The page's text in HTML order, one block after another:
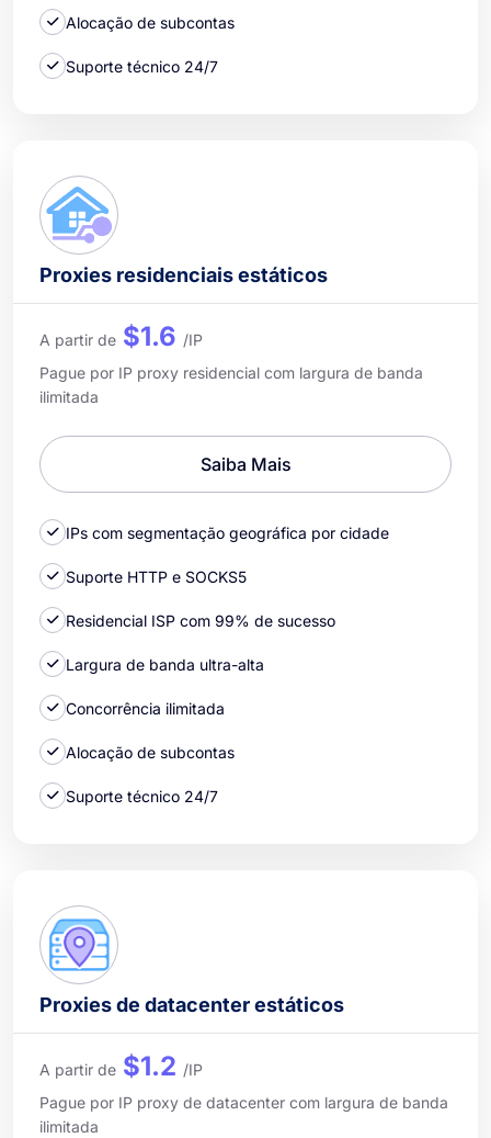
Alocação de subcontas
Suporte técnico 24/7
Proxies residenciais estáticos
A partir de $1.6 /IP
Pague por IP proxy residencial com largura de banda
ilimitada
Saiba Mais
IPs com segmentação geográfica por cidade
Suporte HTTP e SOCKS5
Residencial ISP com 99% de sucesso
Largura de banda ultra-alta
Concorrência ilimitada
Alocação de subcontas
Suporte técnico 24/7
Proxies de datacenter estáticos
A partir de $1.2 /IP
Pague por IP proxy de datacenter com largura de banda
ilimitada